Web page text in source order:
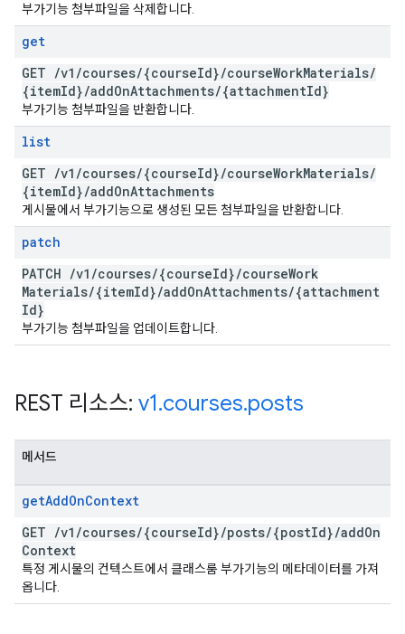
부가기능 첨부파일을 삭제합니다.
get
GET /v1 /courses/{courseId}/courseWorkMaterials/
{itemId}/addOnAttachments/{attachmentId}
부가기능 첨부파일을 반환합니다.
list
GET /v1 /courses/{courseId}/courseWorkMaterials/
{itemId}/addOnAttachments
게시물에서 부가기능으로 생성된 모든 첨부파일을 반환합니다.
patch
PATCH /v1 /courses/{courseId}/courseWork
Materials/{itemId}/addOnAttachments/{attachment
Id}
부가기능 첨부파일을 업데이트합니다.
REST 리소스: v1.courses.posts
메서드
getAddOnContext
GET /v1 /courses/{courseId}/posts/{postId}/addOn
Context
특정 게시물의 컨텍스트에서 클래스룸 부가기능의 메타데이터를 가져
옵니다.